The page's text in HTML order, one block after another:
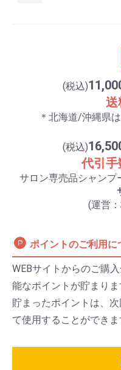
(税込)
送
＊北海道/沖縄県
(税込)
代引手
サロン専売品シャンプ
(運営
ポイントのご利用に
WEBサイトからのご購
能なポイントが貯まり
貯まったポイントは、
て使用することができま